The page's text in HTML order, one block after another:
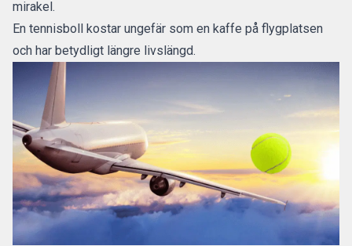
mirakel.
En tennisboll kostar ungefär som en kaffe på flygplatsen
och har betydligt längre livslängd.